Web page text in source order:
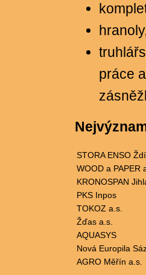
práce
STORA ENSO
WOOD a PAPER
KRONOSPAN
PKS Inpos
TOKOZ a.s.
Žďas a.s.
AQUASYS
Nová Europila
AGRO Měřín a.s.